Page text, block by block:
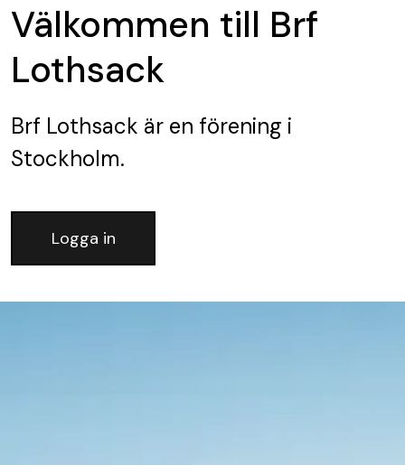
Välkommen till Brf
Lothsack
Brf Lothsack är en förening i
Stockholm.
Logga in